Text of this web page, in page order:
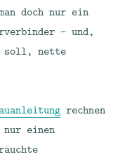
doch nur ein
– und,
soll, nette
rechnen
einen